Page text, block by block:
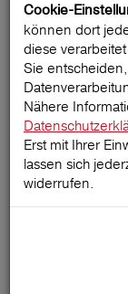
Startseite
Cookie-
können dort
diese
Sie
Nähere
Erst mit Ihrer
lassen sich
widerrufen.